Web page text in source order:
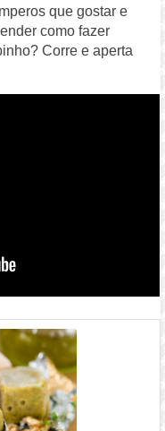
que gostar e
como fazer
Corre e aperta